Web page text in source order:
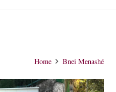
Home Bnei Menashé